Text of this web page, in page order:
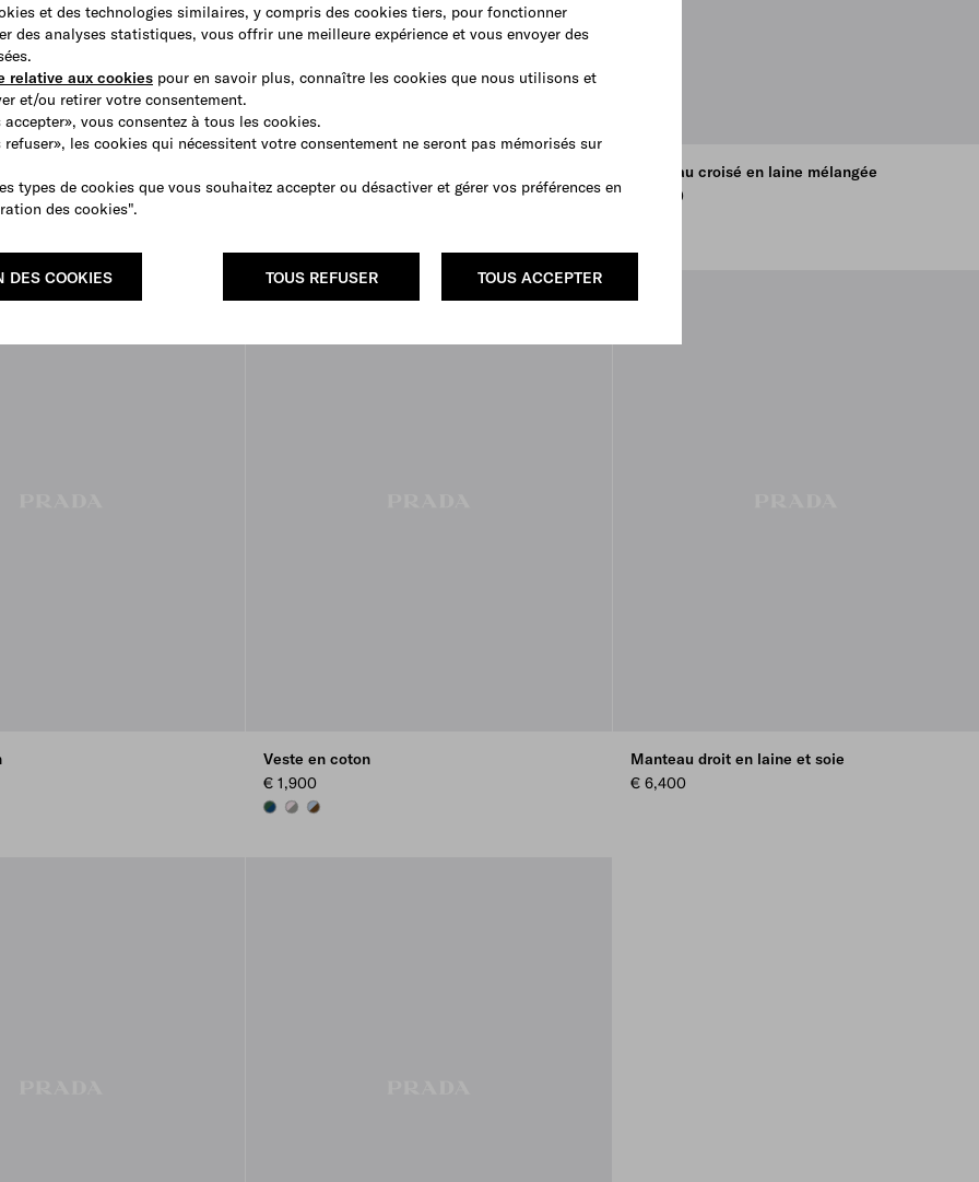
et des technologies similaires, y compris des cookies tiers, pour fonctionner
des analyses statistiques, vous offrir une meilleure expérience et vous envoyer des
relative aux cookies pour en savoir plus, connaître les cookies que nous utilisons et
et/ou retirer votre consentement.
vous consentez à tous les cookies.
refuser», les cookies qui nécessitent votre consentement ne seront pas mémorisés sur
types de cookies que vous souhaitez accepter ou désactiver et gérer vos préférences en
des cookies".
TOUS ACCEPTER
TOUS REFUSER
DES COOKIES
et soie
€ 4,000
Manteau croisé en laine mélangée
€ 4,700
GREEN
ALABASTER PINK
Veste en coton
€ 1,900
BLUE/BILLIARD GREEN
SMOKY GRAY/ALABASTER PINK
CORK BEIGE/CELESTE
Manteau droit en laine et soie
€ 6,400